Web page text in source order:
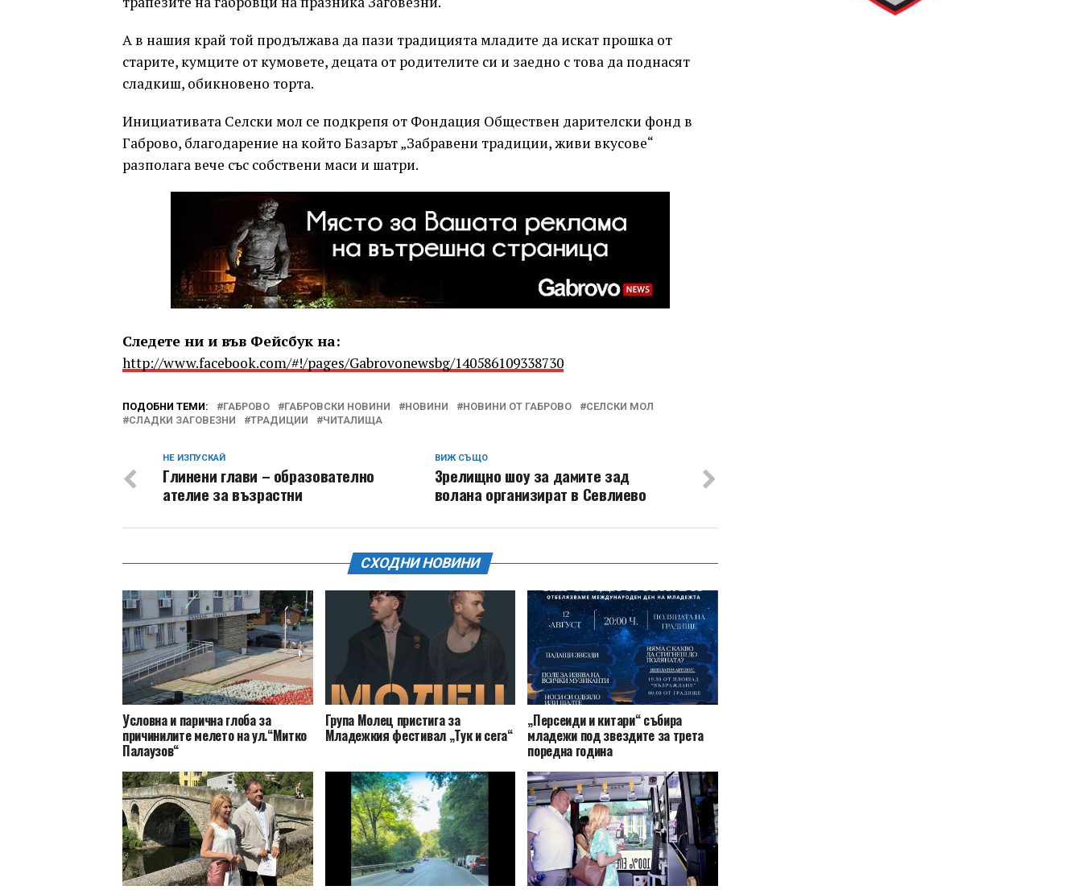
А в нашия край той продължава да пази традицията младите да искат прошка от
старите, кумците от кумовете, децата от родителите си и заедно с това да поднасят
сладкиш, обикновено торта.
Инициативата Селски мол се подкрепя от Фондация Обществен дарителски фонд в
Габрово, благодарение на който Базарът „Забравени традиции, живи вкусове“
разполага вече със собствени маси и шатри.
Следете ни и във Фейсбук на:
http://www.facebook.com/#!/pages/Gabrovonewsbg/140586109338730
ПОДОБНИ ТЕМИ: ГАБРОВО ГАБРОВСКИ НОВИНИ НОВИНИ НОВИНИ ОТ ГАБРОВО
СЕЛСКИ МОЛ
СЛАДКИ ЗАГОВЕЗНИ
ТРАДИЦИИ ЧИТАЛИЩА
ВИЖ СЪЩО
Зрелищно шоу за дамите зад
волана организират в Севлиево
НЕ ИЗПУСКАЙ
Глинени глави – образователно
ателие за възрастни
СХОДНИ НОВИНИ
Условна и парична глоба за
причинилите мелето на ул.“Митко
Палаузов“
Група Молец пристига за
Младежкия фестивал „Тук и сега“
„Персеиди и китари“ събира
младежи под звездите за трета
поредна година